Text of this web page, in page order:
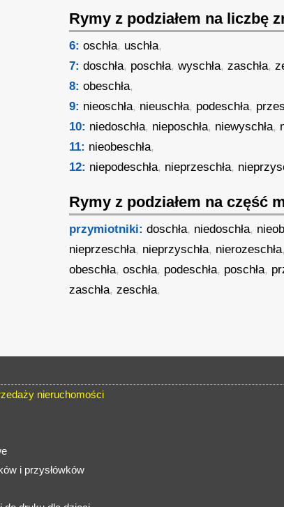
Rymy z podziałem na liczbę
6: oschła, uschła,
7: doschła, poschła,wyschła,zaschła,
8: obeschła,
9: nieoschła, nieuschła, podeschła,
10: niedoschła, nieposchła, niewyschła,
11: nieobeschła,
12: niepodeschła, nieprzeschła,
Rymy z podziałem na część
przymiotniki: doschła, niedoschła,
nieprzeschła, nieprzyschła, nierozeschła,
obeschła,oschła, podeschła, poschła,
zaschła,zeschła,
nieruchomości
i przysłówków